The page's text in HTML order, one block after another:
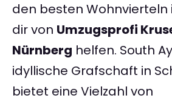
den besten Wohnvierteln
dir von Umzugsprofi
Nürnberg helfen. South
idyllische Grafschaft in
bietet eine Vielzahl von